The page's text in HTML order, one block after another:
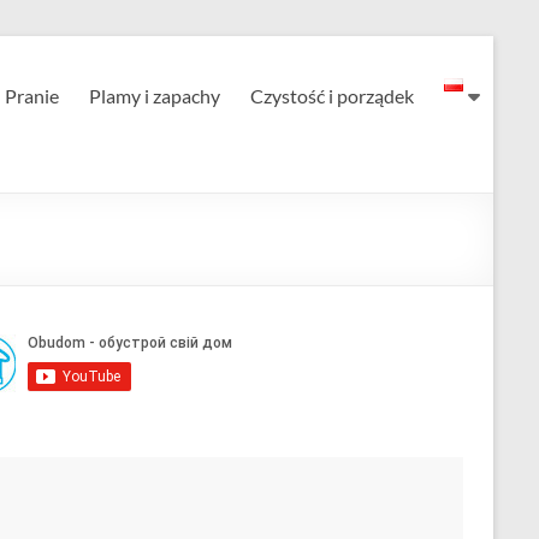
Pranie Plamy i zapachy Czystość i porządek